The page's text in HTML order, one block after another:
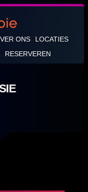
ONS
LOCATIES
RESERVEREN